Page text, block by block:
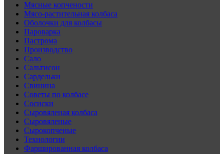
Мясные копчености
Мясо-растительная колбаса
Оболочки для колбасы
Пароварка
Пастрома
Производство
Сало
Сальтисон
Сардельки
Свинина
Советы по колбасе
Сосиски
Сыровяленая колбаса
Сыровяленые
Сырокопченые
Технологии
Фаршированная колбаса